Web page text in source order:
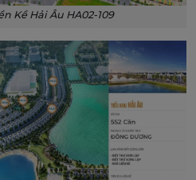
Kề Hải Âu HA02-109